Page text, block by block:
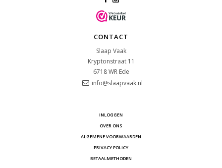
CONTACT
Slaap Vaak
Kryptonstraat 11
6718 WR Ede
info@slaapvaak.nl
INLOGGEN
OVER ONS
ALGEMENE VOORWAARDEN
PRIVACY POLICY
BETAALMETHODEN